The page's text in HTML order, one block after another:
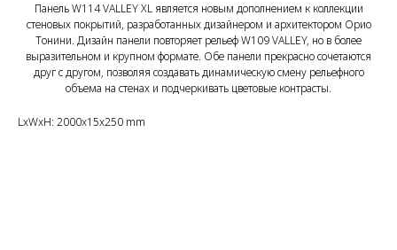
Панель W114 VALLEY XL является новым дополнением к коллекции
стеновых покрытий, разработанных дизайнером и архитектором Орио
Тонини. Дизайн панели повторяет рельеф W109 VALLEY, но в более
выразительном и крупном формате. Обе панели прекрасно сочетаются
друг с другом, позволяя создавать динамическую смену рельефного
объема на стенах и подчеркивать цветовые контрасты.
LxWxH: 2000x15x250 mm